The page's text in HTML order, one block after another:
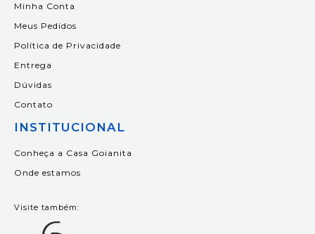
Minha Conta
Meus Pedidos
Política de Privacidade
Entrega
Dúvidas
Contato
INSTITUCIONAL
Conheça a Casa Goianita
Onde estamos
Visite também: